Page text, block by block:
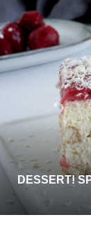
DESSERT!